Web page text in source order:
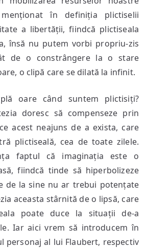
în definiția plictiselii
a libertății, fiindcă plictiseala
însă nu putem vorbi propriu-zis
de o constrângere la o stare
o clipă care se dilată la infinit.
oare când suntem plictisiți?
doresc să compenseze prin
acest neajuns de a exista, care
plictiseală, cea de toate zilele.
faptul că imaginația este o
fiindcă tinde să hiperbolizeze
de la sine nu ar trebui potențate
aceasta stârnită de o lipsă, care
poate duce la situații de-a
Iar aici vrem să introducem în
personaj al lui Flaubert, respectiv